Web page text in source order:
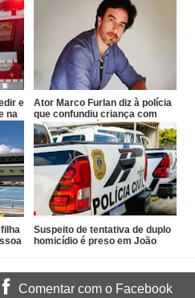
e
na
Ator Marco Furlan diz à polícia
que confundiu criança com
namorada após prisão por
estupro de vulnerável
Suspeito de tentativa de duplo
homicídio é preso em João
Comentar com o Facebook